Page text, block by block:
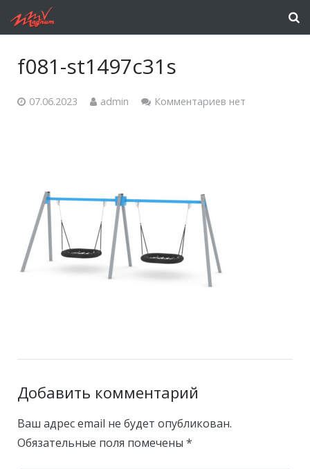
f081-st1497c31s
07.06.2023 admin Комментариев нет
Добавить комментарий
Ваш адрес email не будет опубликован.
Обязательные поля помечены *